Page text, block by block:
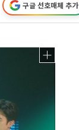
구글 선호매체 추가